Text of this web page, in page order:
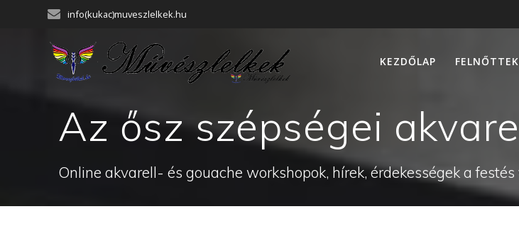
info(kukac)muveszlelkek.hu
KEZDŐLAP
Az ősz szépségei
Online akvarell- és gouache workshopok, hírek, érdekességek a